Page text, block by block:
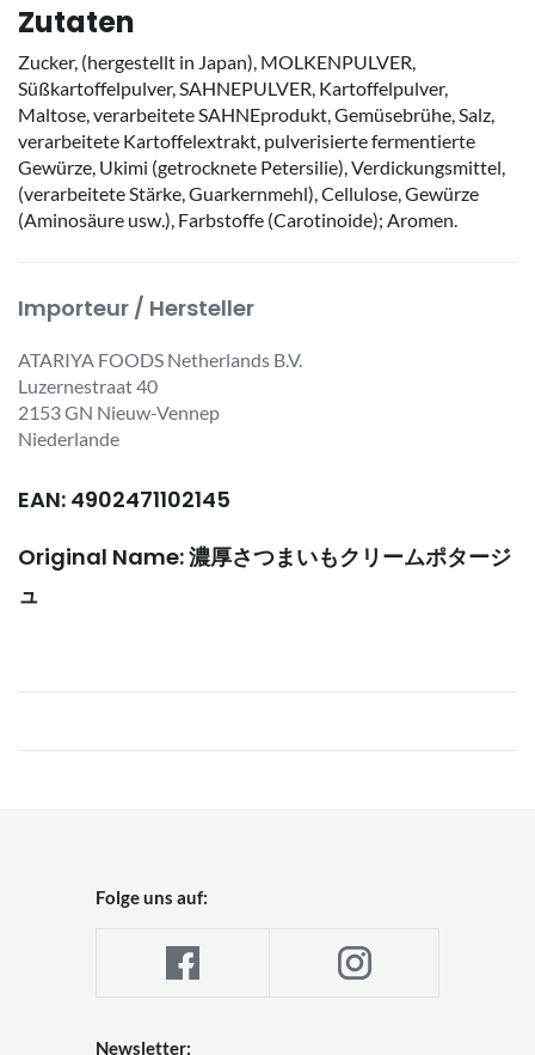
Zutaten
Zucker, (hergestellt in Japan), MOLKENPULVER,
Süßkartoffelpulver, SAHNEPULVER, Kartoffelpulver,
Maltose, verarbeitete SAHNEprodukt, Gemüsebrühe, Salz,
verarbeitete Kartoffelextrakt, pulverisierte fermentierte
Gewürze, Ukimi (getrocknete Petersilie), Verdickungsmittel,
(verarbeitete Stärke, Guarkernmehl), Cellulose, Gewürze
(Aminosäure usw.), Farbstoffe (Carotinoide); Aromen.
Importeur / Hersteller
ATARIYA FOODS Netherlands B.V.
Luzernestraat 40
2153 GN Nieuw-Vennep
Niederlande
EAN: 4902471102145
Original Name: 濃厚さつまいもクリームポタージ
ュ
Folge uns auf:
Newsletter: